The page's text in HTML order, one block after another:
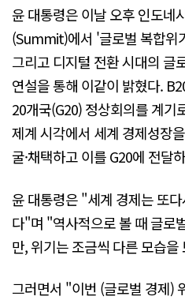
윤 대통령은 이날 오후 인도네
(Summit)에서 '글로벌 복합위
그리고 디지털 전환 시대의 글
연설을 통해 이같이 밝혔다.
20개국(G20) 정상회의를 계기
제계 시각에서 세계 경제성장
굴·채택하고 이를 G20에 전달
윤 대통령은 "세계 경제는 또
다"며 "역사적으로 볼 때 글로
만, 위기는 조금씩 다른 모습
그러면서 "이번 (글로벌 경제)